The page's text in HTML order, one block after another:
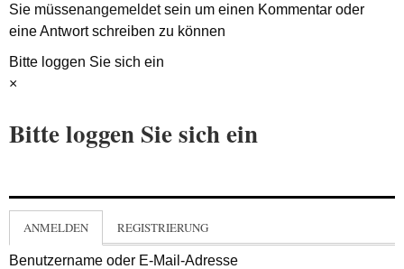
Sie müssenangemeldetsein um einen Kommentar oder
eine Antwort schreiben zu können
Bitte loggen Sie sich ein
×
Bitte loggen Sie sich ein
ANMELDEN REGISTRIERUNG
Benutzername oder E-Mail-Adresse